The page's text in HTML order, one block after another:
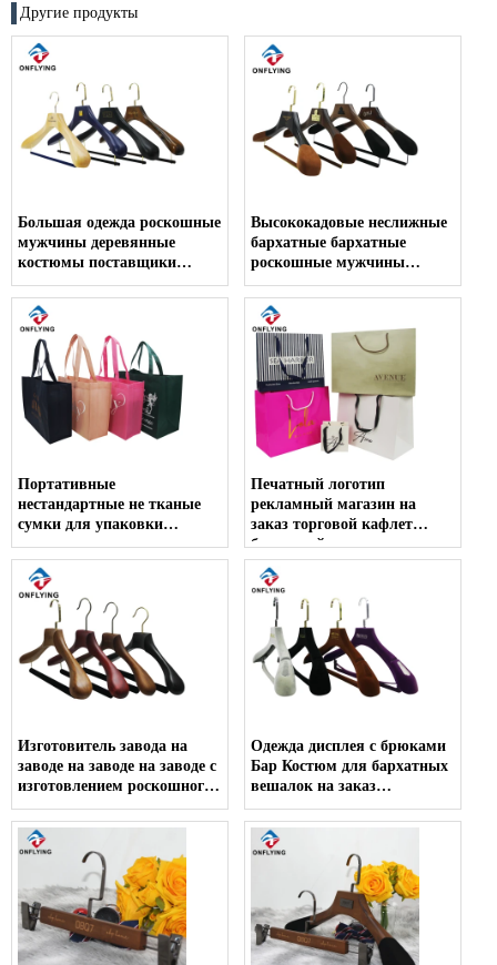
Другие продукты
Большая одежда роскошные
мужчины деревянные
костюмы поставщики
завода завода
Высококадовые неслижные
бархатные бархатные
роскошные мужчины
поставщики деревянных
вешалок Поставщик
Портативные
нестандартные не тканые
сумки для упаковки
магазинов оптовые товары
оптом
Печатный логотип
рекламный магазин на
заказ торговой кафлет
бумажный пакет оптом
производитель
Изготовитель завода на
заводе на заводе на заводе с
изготовлением роскошного
костюма
Одежда дисплея с брюками
Бар Костюм для бархатных
вешалок на заказ
производитель в продаже